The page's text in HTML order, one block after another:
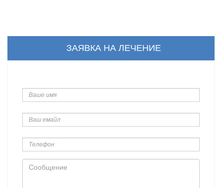
ЗАЯВКА НА ЛЕЧЕНИЕ
имя
емайл
Сообщение